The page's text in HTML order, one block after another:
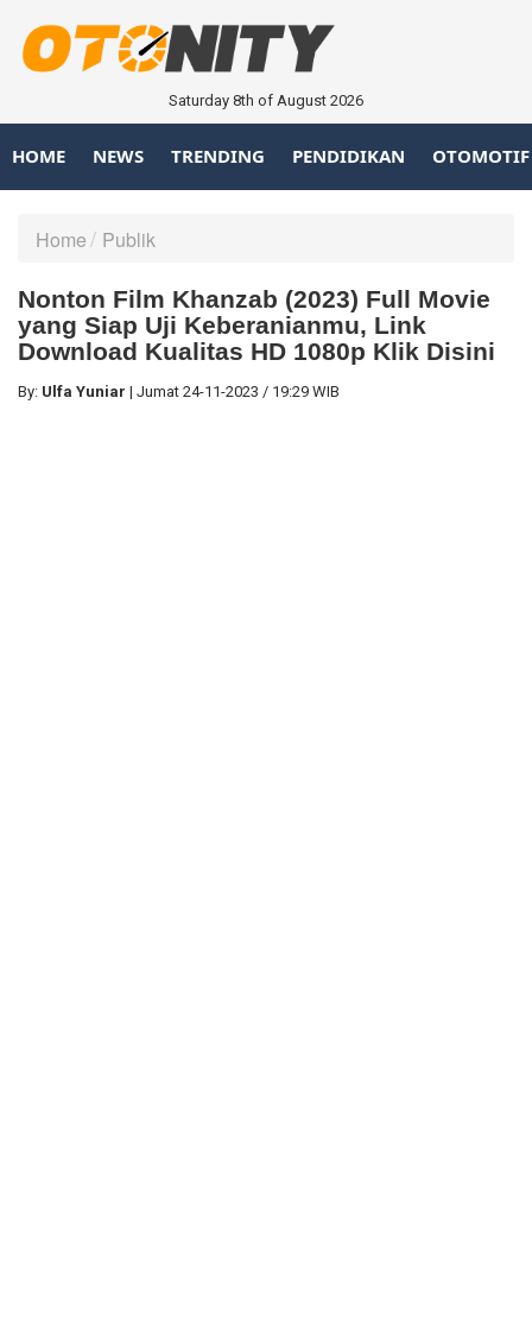
Saturday 8th of August 2026
HOME NEWS TRENDING PENDIDIKAN OTOMOTIF
Home Publik
Nonton Film Khanzab (2023) Full Movie
yang Siap Uji Keberanianmu, Link
Download Kualitas HD 1080p Klik Disini
By: Ulfa Yuniar | Jumat 24-11-2023 / 19:29 WIB